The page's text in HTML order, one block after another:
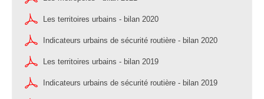
Les territoires urbains - bilan 2020
Indicateurs urbains de sécurité routière - bilan 2020
Les territoires urbains - bilan 2019
Indicateurs urbains de sécurité routière - bilan 2019